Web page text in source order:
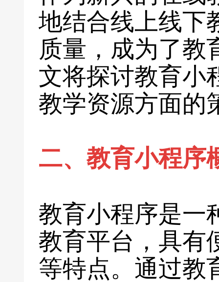
地结合线上线下
质量，成为了教
文将探讨教育小
教学资源方面的
二、教育小程序
教育小程序是一
教育平台，具有
等特点。通过教